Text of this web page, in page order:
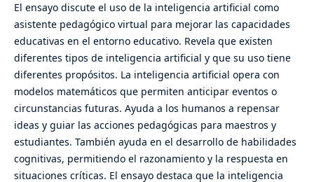
El ensayo discute el uso de la inteligencia artificial como
asistente pedagógico virtual para mejorar las capacidades
educativas en el entorno educativo. Revela que existen
diferentes tipos de inteligencia artificial y que su uso tiene
diferentes propósitos. La inteligencia artificial opera con
modelos matemáticos que permiten anticipar eventos o
circunstancias futuras. Ayuda a los humanos a repensar
ideas y guiar las acciones pedagógicas para maestros y
estudiantes. También ayuda en el desarrollo de habilidades
cognitivas, permitiendo el razonamiento y la respuesta en
situaciones críticas. El ensayo destaca que la inteligencia